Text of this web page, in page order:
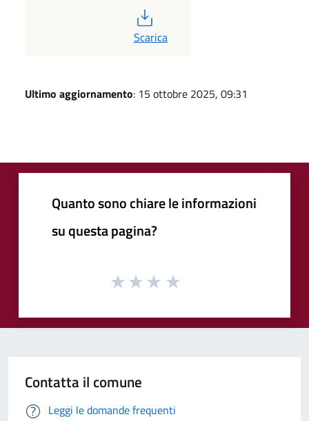
PDF
Scarica
Ultimo aggiornamento: 15 ottobre 2025, 09:31
Quanto sono chiare le informazioni
su questa pagina?
Contatta il comune
Leggi le domande frequenti